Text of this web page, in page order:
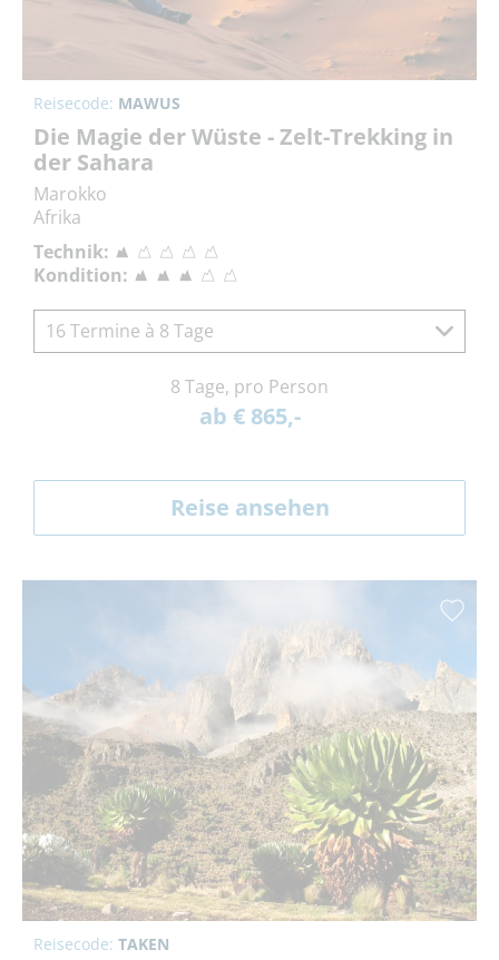
Reisecode: MAWUS
Die Magie der Wüste - Zelt-Trekking in
der Sahara
Marokko
Afrika
Technik:
Kondition:
16 Termine à 8 Tage
8 Tage, pro Person
ab € 865,-
Reise ansehen
Reisecode: TAKEN